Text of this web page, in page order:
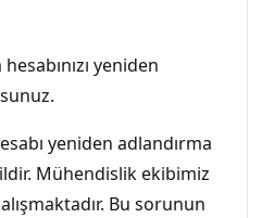
yeniden
yeniden adlandırma
Mühendislik ekibimiz
Bu sorunun